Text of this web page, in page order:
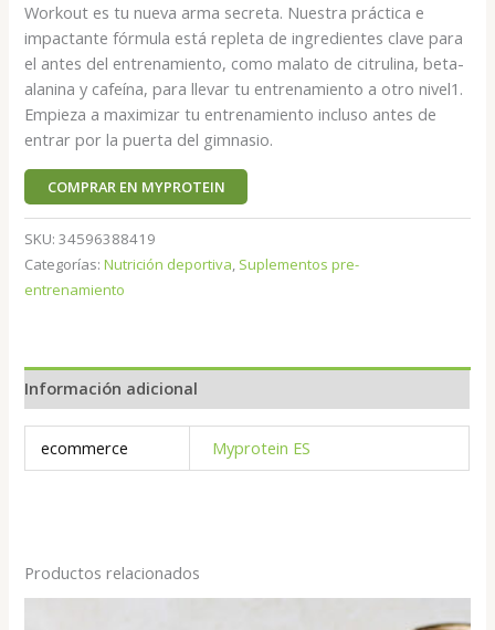
Workout es tu nueva arma secreta. Nuestra práctica e
impactante fórmula está repleta de ingredientes clave para
el antes del entrenamiento, como malato de citrulina, beta-
alanina y cafeína, para llevar tu entrenamiento a otro nivel1.
Empieza a maximizar tu entrenamiento incluso antes de
entrar por la puerta del gimnasio.
COMPRAR EN MYPROTEIN
SKU:34596388419
Categorías:Nutrición deportiva, Suplementos pre-
entrenamiento
Información adicional
ecommerce Myprotein ES
Productos relacionados